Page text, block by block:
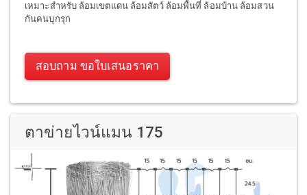
เหมาะสำหรับ ล้อมเขตแดน ล้อมสัตว์ ล้อมพื้นที่ ล้อมบ้าน ล้อมสวน
กันคนบุกรุก
สอบถาม ขอใบเสนอราคา
ตาข่ายไวน์แมน 175